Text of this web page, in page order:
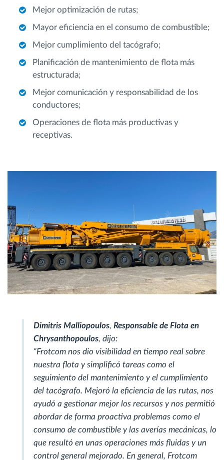
Mejor optimización de rutas;
Mayor eficiencia en el consumo de combustible;
Mejor cumplimiento del tacógrafo;
Planificación de mantenimiento de flota más
estructurada;
Mejor comunicación y responsabilidad de los
conductores;
Operaciones de flota más productivas y
receptivas.
Dimitris Malliopoulos, Responsable de Flota en
Chrysanthopoulos, dijo:
“Frotcom nos dio visibilidad en tiempo real sobre
nuestra flota y simplificó tareas como el
seguimiento del mantenimiento y el cumplimiento
del tacógrafo. Mejoró la eficiencia de las rutas, nos
ayudó a gestionar mejor los recursos y nos permitió
abordar de forma proactiva problemas como el
consumo de combustible y las averías mecánicas, lo
que resultó en unas operaciones más fluidas y un
control general mejorado. En general, Frotcom